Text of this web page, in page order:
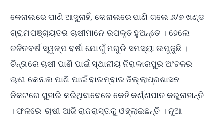
କେନାଲରେ ପାଣି ଆସୁନାହିଁ, କେନାଲରେ ପାଣି ଗଲେ ୬/୭ ଖଣ୍ଡ
ଗ୍ରାମପଞ୍ଚାୟତର ଚାଷୀମାନେ ଉପକୃତ ହୁଅନ୍ତେ । ହେଲେ
ଚଳିତବର୍ଷ ସ୍ୱଳ୍ପ ବର୍ଷା ଯୋଗୁଁ ମରୁଡି ସମସ୍ୟା ଉପୁଜୁଛି ।
ଚିନ୍ତାରେ ଚାଷୀ ପାଣି ପାଇଁ ସ୍ଥାନୀୟ ନିରାକାରପୁର ଅଂଚଳର
ଚାଷୀ କେନାଲ ପାଣି ପାଇଁ ବାରମ୍ବାର ଜିଲ୍ଲାପ୍ରଶାସନ
ନିକଟରେ ଗୁହାରି କରିଥିବାବେଳେ କେହି କର୍ଣ୍ଣପାତ କରୁନାହାନ୍ତି
। ଫଳରେ ଚାଷୀ ଆଜି ରାଜରାସ୍ତାକୁ ଓହ୍ଲାଇଛନ୍ତି । ନୂଆ